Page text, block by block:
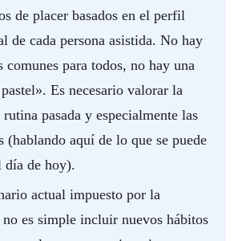
de placer basados ​​en el perfil
de cada persona asistida. No hay
comunes para todos, no hay una
Es necesario valorar la
pasada y especialmente las
(hablando aquí de lo que se puede
día de hoy).
actual impuesto por la
no es simple incluir nuevos hábitos